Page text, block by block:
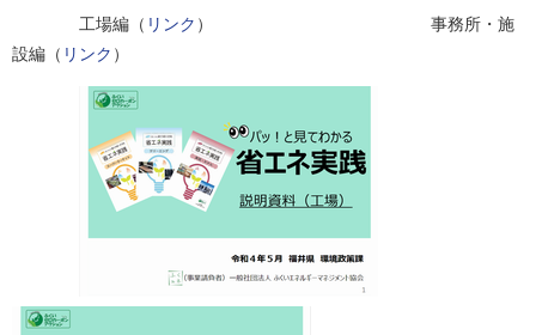
工場編（ リンク ） 事務所・施
設編（ リンク ）